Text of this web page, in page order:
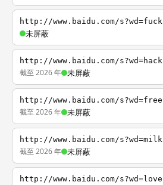
http://www.baidu.com/s?wd=fuck
未屏蔽
http://www.baidu.com/s?wd=hack
截至 2026 年 未屏蔽
http://www.baidu.com/s?wd=free
截至 2026 年 未屏蔽
http://www.baidu.com/s?wd=milk
截至 2026 年 未屏蔽
http://www.baidu.com/s?wd=love